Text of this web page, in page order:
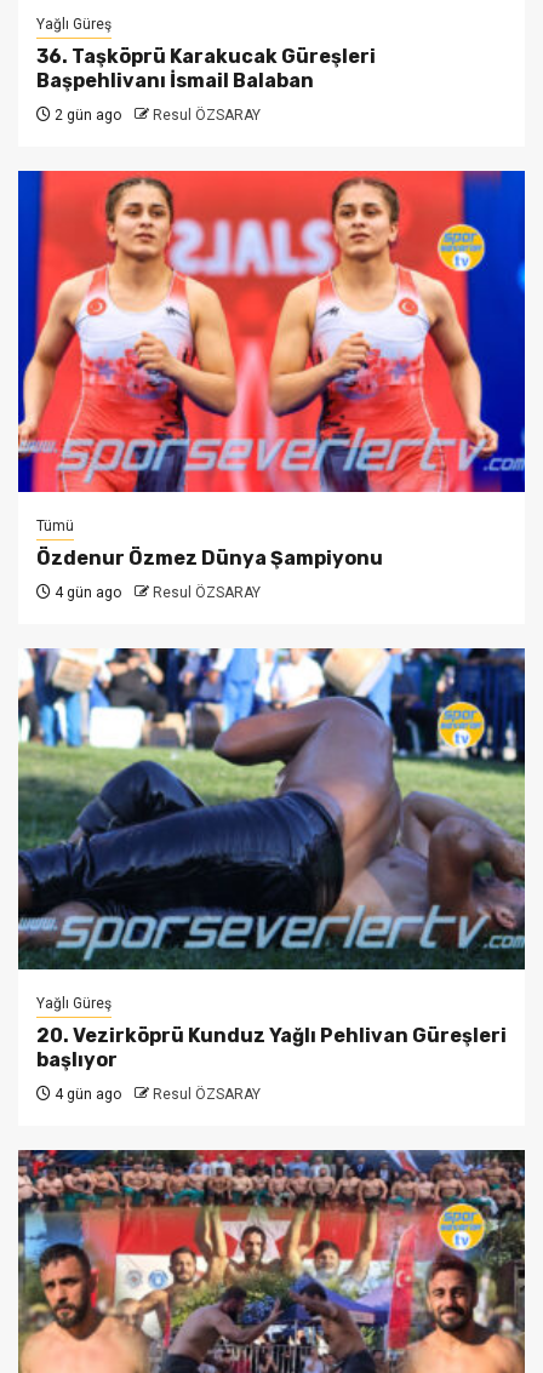
Yağlı Güreş
36. Taşköprü Karakucak Güreşleri
Başpehlivanı İsmail Balaban
2 gün ago Resul ÖZSARAY
Tümü
Özdenur Özmez Dünya Şampiyonu
4 gün ago Resul ÖZSARAY
Yağlı Güreş
20. Vezirköprü Kunduz Yağlı Pehlivan Güreşleri
başlıyor
4 gün ago Resul ÖZSARAY